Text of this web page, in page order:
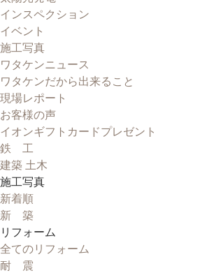
インスペクション
イベント
施工写真
ワタケンニュース
ワタケンだから出来ること
現場レポート
お客様の声
イオンギフトカードプレゼント
鉄 工
建築 土木
施工写真
新着順
新 築
リフォーム
全てのリフォーム
耐 震